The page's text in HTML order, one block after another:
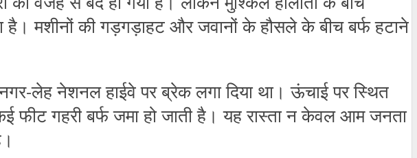
है। मशीनों की गड़गड़ाहट और जवानों के हौसले के बीच बर्फ हटाने
लेह नेशनल हाईवे पर ब्रेक लगा दिया था। ऊंचाई पर स्थित
गहरी बर्फ जमा हो जाती है। यह रास्ता न केवल आम जनता